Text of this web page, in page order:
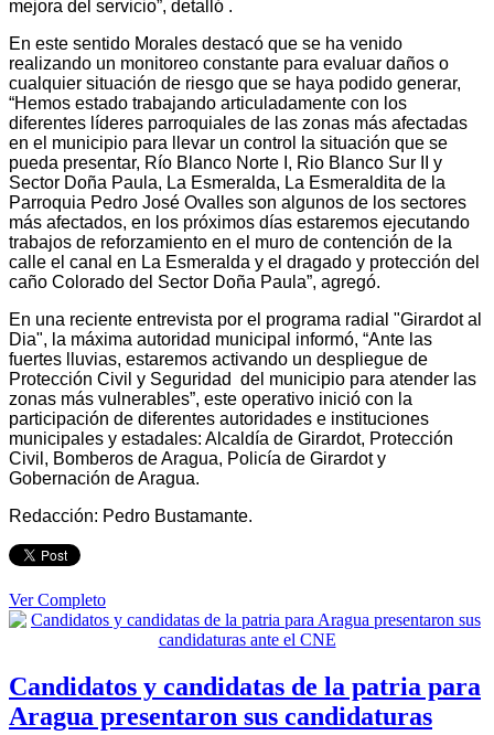
mejora del servicio”, detalló .
En este sentido Morales destacó que se ha venido
realizando un monitoreo constante para evaluar daños o
cualquier situación de riesgo que se haya podido generar,
“Hemos estado trabajando articuladamente con los
diferentes líderes parroquiales de las zonas más afectadas
en el municipio para llevar un control la situación que se
pueda presentar, Río Blanco Norte I, Rio Blanco Sur II y
Sector Doña Paula, La Esmeralda, La Esmeraldita de la
Parroquia Pedro José Ovalles son algunos de los sectores
más afectados, en los próximos días estaremos ejecutando
trabajos de reforzamiento en el muro de contención de la
calle el canal en La Esmeralda y el dragado y protección del
caño Colorado del Sector Doña Paula”, agregó.
En una reciente entrevista por el programa radial "Girardot al
Dia", la máxima autoridad municipal informó, “Ante las
fuertes lluvias, estaremos activando un despliegue de
Protección Civil y Seguridad del municipio para atender las
zonas más vulnerables”, este operativo inició con la
participación de diferentes autoridades e instituciones
municipales y estadales: Alcaldía de Girardot, Protección
Civil, Bomberos de Aragua, Policía de Girardot y
Gobernación de Aragua.
Redacción: Pedro Bustamante.
Ver Completo
Candidatos y candidatas de la patria para
Aragua presentaron sus candidaturas